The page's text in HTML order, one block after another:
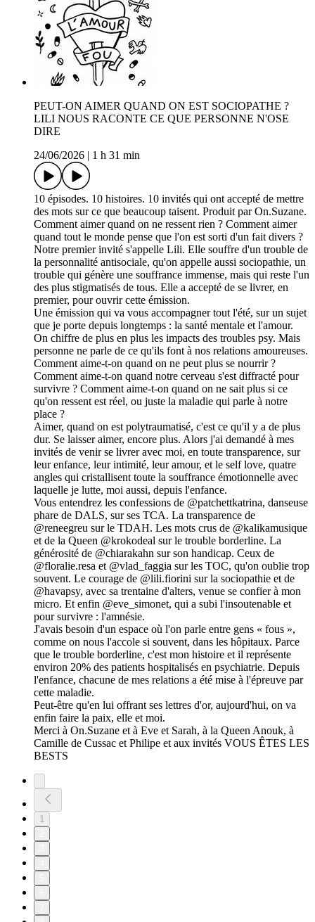
PEUT-ON AIMER QUAND ON EST SOCIOPATHE ?
LILI NOUS RACONTE CE QUE PERSONNE N'OSE
DIRE
24/06/2026
1 h 31 min
10 épisodes. 10 histoires. 10 invités qui ont accepté de mettre
des mots sur ce que beaucoup taisent. Produit par On.Suzane.
Comment aimer quand on ne ressent rien ? Comment aimer
quand tout le monde pense que l'on est sorti d'un fait divers ?
Notre premier invité s'appelle Lili. Elle souffre d'un trouble de
la personnalité antisociale, qu'on appelle aussi sociopathie, un
trouble qui génère une souffrance immense, mais qui reste l'un
des plus stigmatisés de tous. Elle a accepté de se livrer, en
premier, pour ouvrir cette émission.
Une émission qui va vous accompagner tout l'été, sur un sujet
que je porte depuis longtemps : la santé mentale et l'amour.
On chiffre de plus en plus les impacts des troubles psy. Mais
personne ne parle de ce qu'ils font à nos relations amoureuses.
Comment aime-t-on quand on ne peut plus se nourrir ?
Comment aime-t-on quand notre cerveau s'est diffracté pour
survivre ? Comment aime-t-on quand on ne sait plus si ce
qu'on ressent est réel, ou juste la maladie qui parle à notre
place ?
Aimer, quand on est polytraumatisé, c'est ce qu'il y a de plus
dur. Se laisser aimer, encore plus. Alors j'ai demandé à mes
invités de venir se livrer avec moi, en toute transparence, sur
leur enfance, leur intimité, leur amour, et le self love, quatre
angles qui cristallisent toute la souffrance émotionnelle avec
laquelle je lutte, moi aussi, depuis l'enfance.
Vous entendrez les confessions de @patchettkatrina, danseuse
phare de DALS, sur ses TCA. La transparence de
@reneegreu sur le TDAH. Les mots crus de @kalikamusique
et de la Queen @krokodeal sur le trouble borderline. La
générosité de @chiarakahn sur son handicap. Ceux de
@floralie.resa et @vlad_faggia sur les TOC, qu'on oublie trop
souvent. Le courage de @lili.fiorini sur la sociopathie et de
@havapsy, avec sa trentaine d'alters, venue se confier à mon
micro. Et enfin @eve_simonet, qui a subi l'insoutenable et
pour survivre : l'amnésie.
J'avais besoin d'un espace où l'on parle entre gens « fous »,
comme on nous l'accole si souvent, dans les hôpitaux. Parce
que le trouble borderline, c'est mon histoire et il représente
environ 20% des patients hospitalisés en psychiatrie. Depuis
l'enfance, chacune de mes relations a été mise à l'épreuve par
cette maladie.
Peut-être qu'en lui offrant ses lettres d'or, aujourd'hui, on va
enfin faire la paix, elle et moi.
Merci à On.Suzane et à Eve et Sarah, à la Queen Anouk, à
Camille de Cussac et Philipe et aux invités VOUS ÊTES LES
BESTS
1